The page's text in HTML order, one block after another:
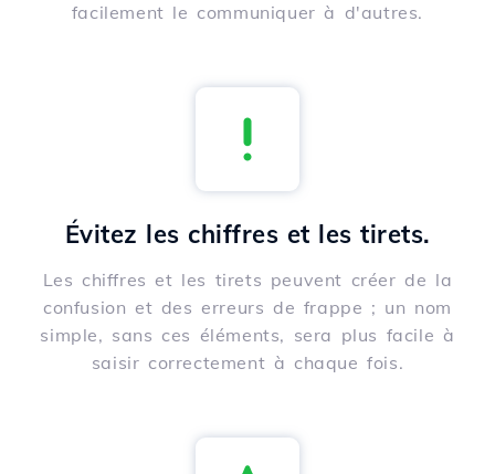
facilement le communiquer à d'autres.
Évitez les chiffres et les tirets.
Les chiffres et les tirets peuvent créer de la
confusion et des erreurs de frappe ; un nom
simple, sans ces éléments, sera plus facile à
saisir correctement à chaque fois.